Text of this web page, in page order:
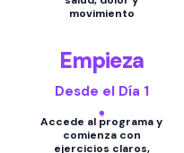
movimiento
Empieza
Desde el Día 1
Accede al programa y
comienza con
ejercicios claros,